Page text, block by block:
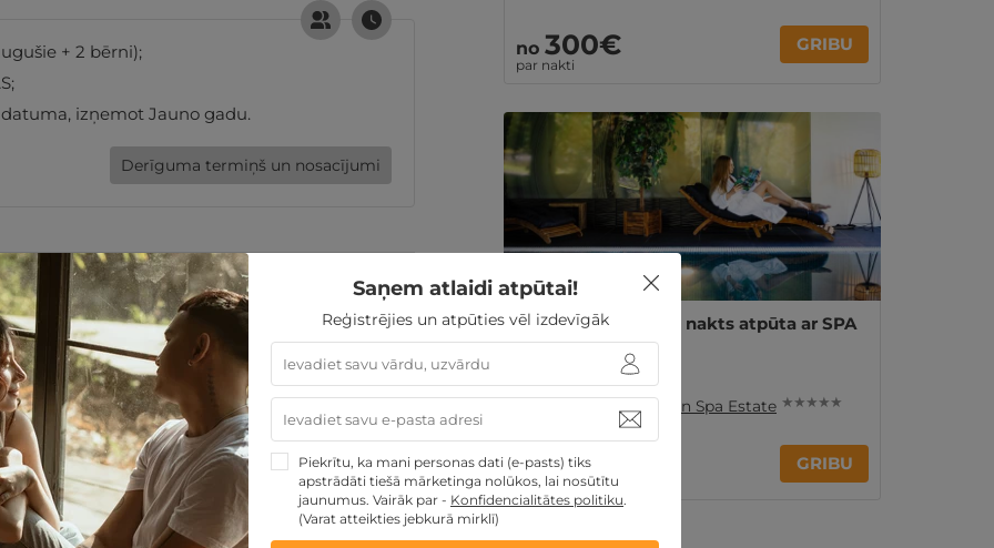
+ 2 bērni);
izņemot Jauno gadu.
Derīguma termiņš un nosacījumi
175€
dāvanu karti
MAINĪT
no 300€
par nakti
GRIBU
Eleganta ★★★★★ 1 nakts atpūta ar SPA
DIVIEM
Jonathan Spa Estate ★ ★ ★ ★ ★
235€
par nakti
GRIBU
Saņem atlaidi atpūtai!
Reģistrējies un atpūties vēl izdevīgāk
Piekrītu, ka mani personas dati (e-pasts) tiks
apstrādāti tiešā mārketinga nolūkos, lai nosūtītu
jaunumus. Vairāk par - Konfidencialitātes politiku.
(Varat atteikties jebkurā mirklī)